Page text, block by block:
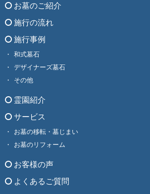
お墓のご紹介
施行の流れ
施行事例
和式墓石
デザイナーズ墓石
その他
霊園紹介
サービス
お墓の移転・墓じまい
お墓のリフォーム
お客様の声
よくあるご質問